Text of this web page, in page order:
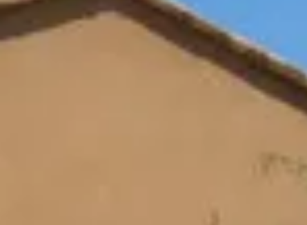
Cantine da visitare e degustazioni vini Savoia
Cantine da visitare e degustazioni vini Sud Ouest
Cantine da visitare e degustazioni vini Valle della
Cantine da visitare e degustazioni vini Valle del
Cantine da visitare e degustazioni vini Cognac